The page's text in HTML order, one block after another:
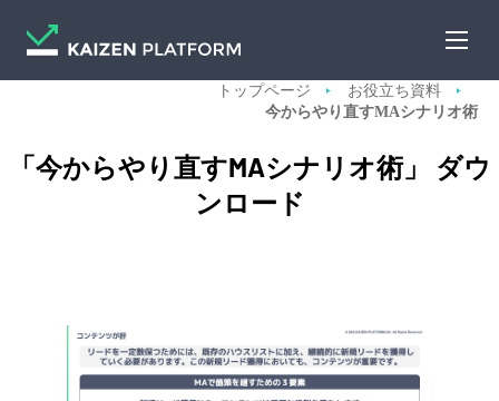
トップページ
お役立ち資料
今からやり直すMAシナリオ術
「今からやり直すMAシナリオ術」 ダウ
ンロード